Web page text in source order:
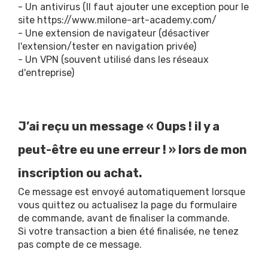
- Un antivirus (Il faut ajouter une exception pour le
site https://www.milone-art-academy.com/
- Une extension de navigateur (désactiver
l'extension/tester en navigation privée)
- Un VPN (souvent utilisé dans les réseaux
d'entreprise)
J’ai reçu un message « Oups ! il y a
peut-être eu une erreur ! » lors de mon
inscription ou achat.
Ce message est envoyé automatiquement lorsque
vous quittez ou actualisez la page du formulaire
de commande, avant de finaliser la commande.
Si votre transaction a bien été finalisée, ne tenez
pas compte de ce message.